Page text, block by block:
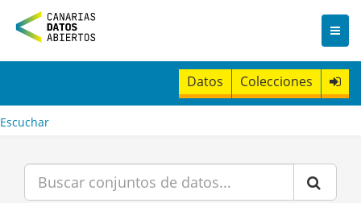
n
t
Datos Colecciones
Escuchar